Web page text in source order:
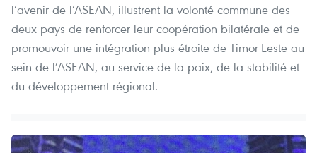
l’avenir de l’ASEAN, illustrent la volonté commune des
deux pays de renforcer leur coopération bilatérale et de
promouvoir une intégration plus étroite de Timor-Leste au
sein de l’ASEAN, au service de la paix, de la stabilité et
du développement régional.